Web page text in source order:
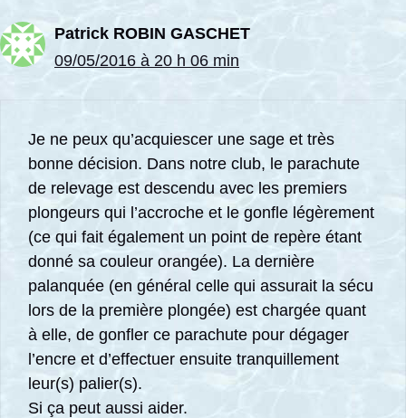
Patrick ROBIN GASCHET
09/05/2016 à 20 h 06 min
Je ne peux qu’acquiescer une sage et très
bonne décision. Dans notre club, le parachute
de relevage est descendu avec les premiers
plongeurs qui l’accroche et le gonfle légèrement
(ce qui fait également un point de repère étant
donné sa couleur orangée). La dernière
palanquée (en général celle qui assurait la sécu
lors de la première plongée) est chargée quant
à elle, de gonfler ce parachute pour dégager
l’encre et d’effectuer ensuite tranquillement
leur(s) palier(s).
Si ça peut aussi aider.